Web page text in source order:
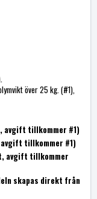
över 25 kg. (#1),
avgift tillkommer #1)
avgift tillkommer #1)
avgift tillkommer
skapas direkt från